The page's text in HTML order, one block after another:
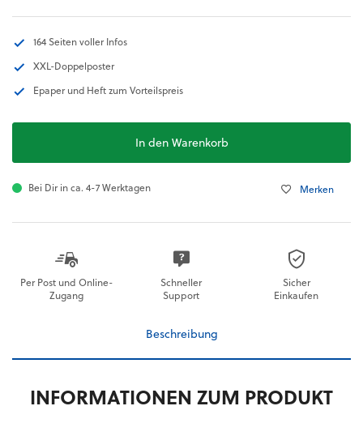
164 Seiten voller Infos
XXL-Doppelposter
Epaper und Heft zum Vorteilspreis
In den Warenkorb
Bei Dir in ca. 4-7 Werktagen Merken
Per Post und Online-
Zugang
Schneller
Support
Sicher
Einkaufen
Beschreibung
INFORMATIONEN ZUM PRODUKT